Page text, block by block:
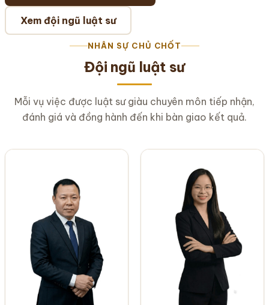
Xem đội ngũ luật sư
NHÂN SỰ CHỦ CHỐT
Đội ngũ luật sư
Mỗi vụ việc được luật sư giàu chuyên môn tiếp nhận,
đánh giá và đồng hành đến khi bàn giao kết quả.